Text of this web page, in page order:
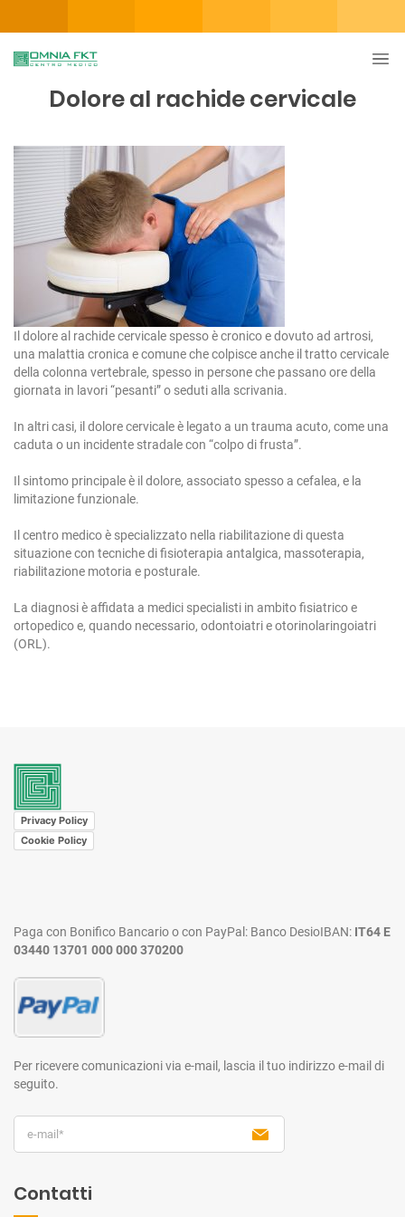
Dolore al rachide cervicale
Il dolore al rachide cervicale spesso è cronico e dovuto ad artrosi,
una malattia cronica e comune che colpisce anche il tratto cervicale
della colonna vertebrale, spesso in persone che passano ore della
giornata in lavori “pesanti” o seduti alla scrivania.
In altri casi, il dolore cervicale è legato a un trauma acuto, come una
caduta o un incidente stradale con “colpo di frusta”.
Il sintomo principale è il dolore, associato spesso a cefalea, e la
limitazione funzionale.
Il centro medico è specializzato nella riabilitazione di questa
situazione con tecniche di fisioterapia antalgica, massoterapia,
riabilitazione motoria e posturale.
La diagnosi è affidata a medici specialisti in ambito fisiatrico e
ortopedico e, quando necessario, odontoiatri e otorinolaringoiatri
(ORL).
Privacy Policy
Cookie Policy
Paga con Bonifico Bancario o con PayPal: Banco DesioIBAN: IT64 E
03440 13701 000 000 370200
Per ricevere comunicazioni via e-mail, lascia il tuo indirizzo e-mail di
seguito.
Contatti